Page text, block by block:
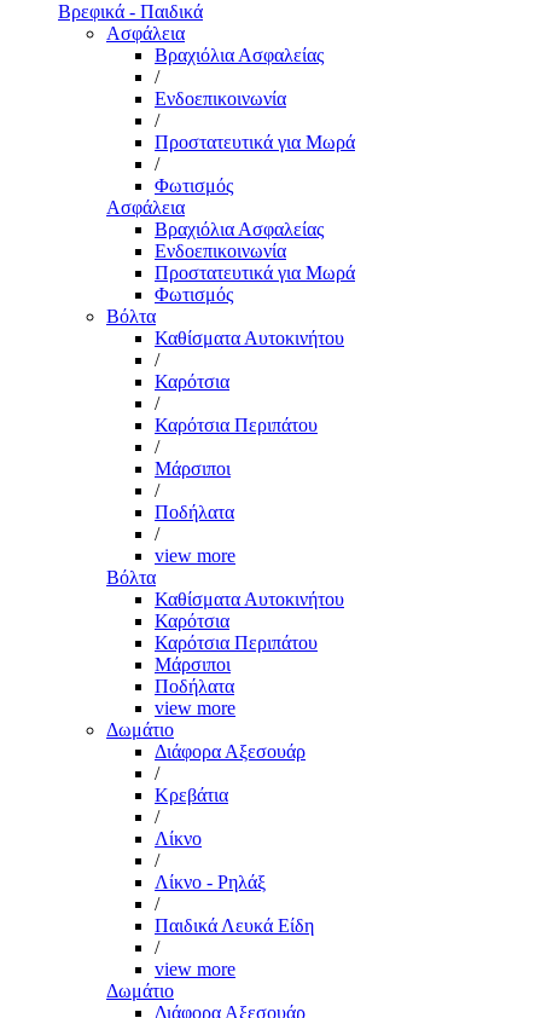
Βρεφικά - Παιδικά
Ασφάλεια
Βραχιόλια Ασφαλείας
/
Ενδοεπικοινωνία
/
Προστατευτικά για Μωρά
/
Φωτισμός
Ασφάλεια
Βραχιόλια Ασφαλείας
Ενδοεπικοινωνία
Προστατευτικά για Μωρά
Φωτισμός
Βόλτα
Καθίσματα Αυτοκινήτου
/
Καρότσια
/
Καρότσια Περιπάτου
/
Μάρσιποι
/
Ποδήλατα
/
view more
Βόλτα
Καθίσματα Αυτοκινήτου
Καρότσια
Καρότσια Περιπάτου
Μάρσιποι
Ποδήλατα
view more
Δωμάτιο
Διάφορα Αξεσουάρ
/
Κρεβάτια
/
Λίκνο
/
Λίκνο - Ρηλάξ
/
Παιδικά Λευκά Είδη
/
view more
Δωμάτιο
Διάφορα Αξεσουάρ